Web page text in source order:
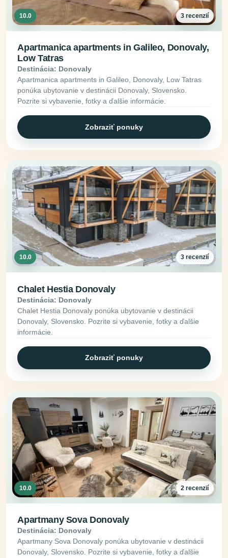
10.0 3 recenzií
Apartmanica apartments in Galileo, Donovaly,
Low Tatras
Destinácia: Donovaly
Apartmanica apartments in Galileo, Donovaly, Low Tatras
ponúka ubytovanie v destinácii Donovaly, Slovensko.
Pozrite si vybavenie, fotky a ďalšie informácie.
Zobraziť ponuky
10.0 3 recenzií
Chalet Hestia Donovaly
Destinácia: Donovaly
Chalet Hestia Donovaly ponúka ubytovanie v destinácii
Donovaly, Slovensko. Pozrite si vybavenie, fotky a ďalšie
informácie.
Zobraziť ponuky
10.0 2 recenzií
Apartmany Sova Donovaly
Destinácia: Donovaly
Apartmany Sova Donovaly ponúka ubytovanie v destinácii
Donovaly, Slovensko. Pozrite si vybavenie, fotky a ďalšie